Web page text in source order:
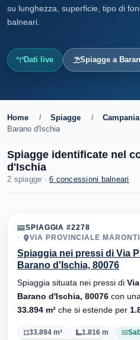
su lunghezza, superficie, tipo di
balneari.
Dati live Spiagge a
Home / Spiagge / Campania
Barano d'Ischia
Spiagge identificate nel
d'Ischia
2 spiagge ·6 concessioni balneari
SPIAGGIA #2278
VIA PROVINCIALE
Spiaggia nei pressi di Via
Barano d'Ischia, 80076
Spiaggia situata nei pressi di
Barano d'Ischia, 80076 con
33.894 m² che si estende per
33.894 m² 1.816 m